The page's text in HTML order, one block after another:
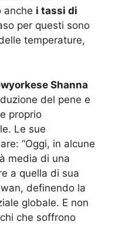
anche i tassi di
per questi sono
temperature,
Shanna
del pene e
proprio
Le sue
“Oggi, in alcune
media di una
a quella di sua
definendo la
globale. E non
che soffrono